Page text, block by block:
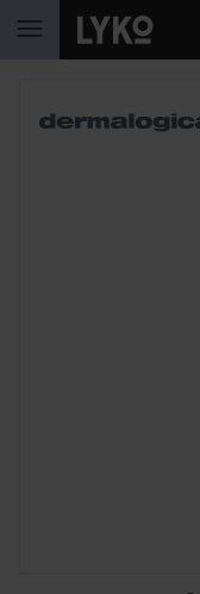
HOPPA TILL
HOPPA ÖVER